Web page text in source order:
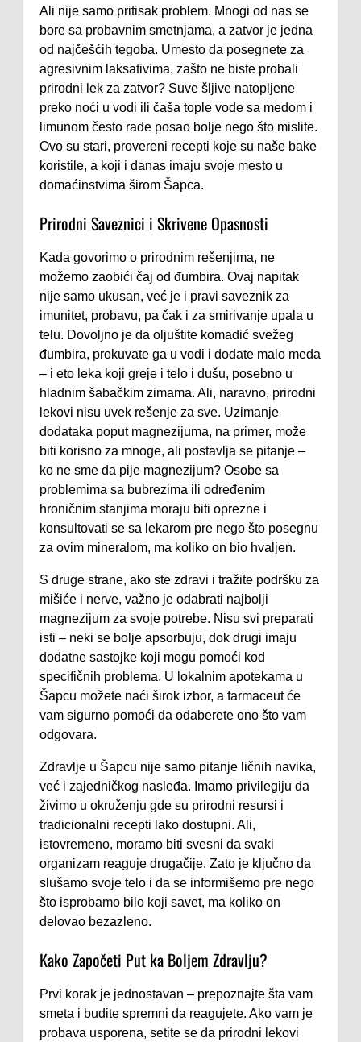
Ali nije samo pritisak problem. Mnogi od nas se
bore sa probavnim smetnjama, a zatvor je jedna
od najčešćih tegoba. Umesto da posegnete za
agresivnim laksativima, zašto ne biste probali
prirodni lek za zatvor? Suve šljive natopljene
preko noći u vodi ili čaša tople vode sa medom i
limunom često rade posao bolje nego što mislite.
Ovo su stari, provereni recepti koje su naše bake
koristile, a koji i danas imaju svoje mesto u
domaćinstvima širom Šapca.
Prirodni Saveznici i Skrivene Opasnosti
Kada govorimo o prirodnim rešenjima, ne
možemo zaobići čaj od đumbira. Ovaj napitak
nije samo ukusan, već je i pravi saveznik za
imunitet, probavu, pa čak i za smirivanje upala u
telu. Dovoljno je da oljuštite komadić svežeg
đumbira, prokuvate ga u vodi i dodate malo meda
– i eto leka koji greje i telo i dušu, posebno u
hladnim šabačkim zimama. Ali, naravno, prirodni
lekovi nisu uvek rešenje za sve. Uzimanje
dodataka poput magnezijuma, na primer, može
biti korisno za mnoge, ali postavlja se pitanje –
ko ne sme da pije magnezijum? Osobe sa
problemima sa bubrezima ili određenim
hroničnim stanjima moraju biti oprezne i
konsultovati se sa lekarom pre nego što posegnu
za ovim mineralom, ma koliko on bio hvaljen.
S druge strane, ako ste zdravi i tražite podršku za
mišiće i nerve, važno je odabrati najbolji
magnezijum za svoje potrebe. Nisu svi preparati
isti – neki se bolje apsorbuju, dok drugi imaju
dodatne sastojke koji mogu pomoći kod
specifičnih problema. U lokalnim apotekama u
Šapcu možete naći širok izbor, a farmaceut će
vam sigurno pomoći da odaberete ono što vam
odgovara.
Zdravlje u Šapcu nije samo pitanje ličnih navika,
već i zajedničkog nasleđa. Imamo privilegiju da
živimo u okruženju gde su prirodni resursi i
tradicionalni recepti lako dostupni. Ali,
istovremeno, moramo biti svesni da svaki
organizam reaguje drugačije. Zato je ključno da
slušamo svoje telo i da se informišemo pre nego
što isprobamo bilo koji savet, ma koliko on
delovao bezazleno.
Kako Započeti Put ka Boljem Zdravlju?
Prvi korak je jednostavan – prepoznajte šta vam
smeta i budite spremni da reagujete. Ako vam je
probava usporena, setite se da prirodni lekovi